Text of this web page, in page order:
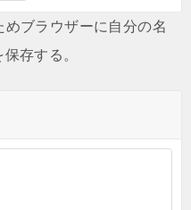
ブラウザーに自分の名
存する。